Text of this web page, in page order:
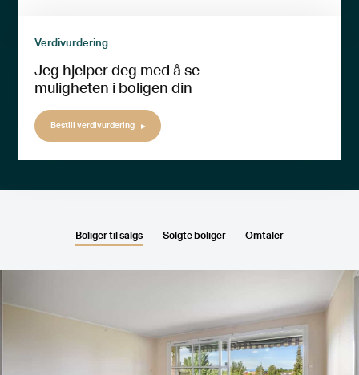
Verdivurdering
Jeg hjelper deg med å se
muligheten i boligen din
Bestill verdivurdering
Boliger til salgs Solgte boliger Omtaler